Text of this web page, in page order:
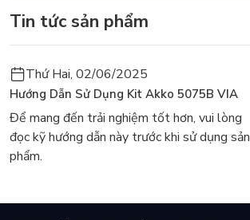
Tin tức sản phẩm
Thứ Hai, 02/06/2025
Hướng Dẫn Sử Dụng Kit Akko 5075B VIA
Để mang đến trải nghiệm tốt hơn, vui lòng
đọc kỹ hướng dẫn này trước khi sử dụng sản
phẩm.